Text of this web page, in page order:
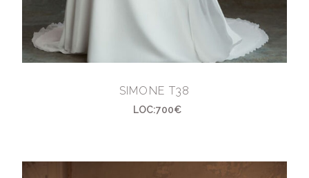
SIMONE T38
LOC:700€